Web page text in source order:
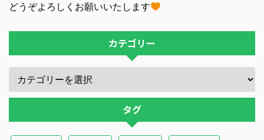
どうぞよろしくお願いいたします
カテゴリー
タグ